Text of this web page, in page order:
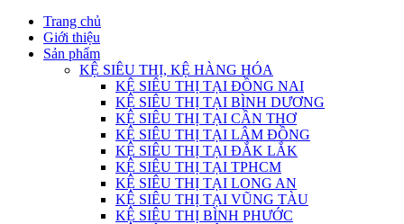
Trang chủ
Giới thiệu
Sản phẩm
KỆ SIÊU THỊ, KỆ HÀNG HÓA
KỆ SIÊU THỊ TẠI ĐỒNG NAI
KỆ SIÊU THỊ TẠI BÌNH DƯƠNG
KỆ SIÊU THỊ TẠI CẦN THƠ
KỆ SIÊU THỊ TẠI LÂM ĐỒNG
KỆ SIÊU THỊ TẠI ĐẮK LẮK
KỆ SIÊU THỊ TẠI TPHCM
KỆ SIÊU THỊ TẠI LONG AN
KỆ SIÊU THỊ TẠI VŨNG TÀU
KỆ SIÊU THỊ BÌNH PHƯỚC